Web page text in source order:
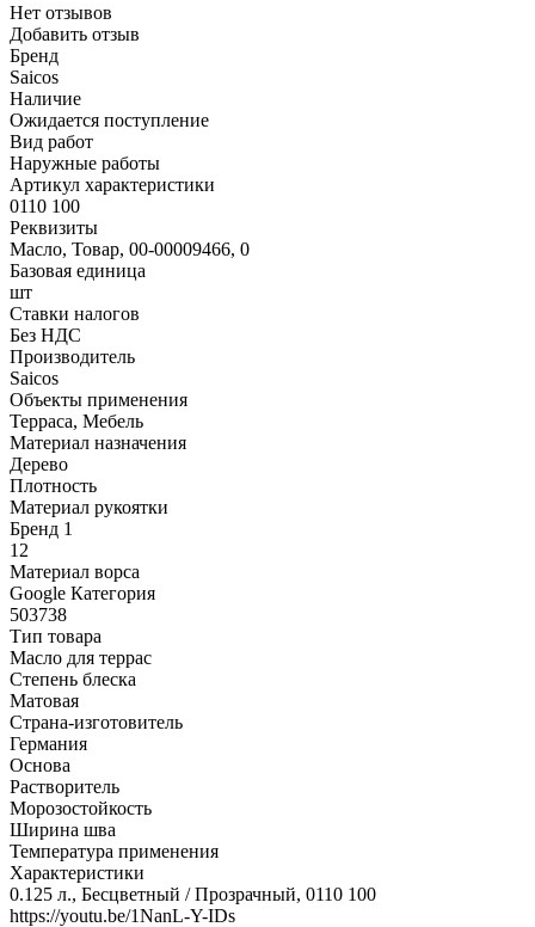
Нет отзывов
Добавить отзыв
Бренд
Saicos
Наличие
Ожидается поступление
Вид работ
Наружные работы
Артикул характеристики
0110 100
Реквизиты
Масло, Товар, 00-00009466, 0
Базовая единица
шт
Ставки налогов
Без НДС
Производитель
Saicos
Объекты применения
Терраса, Мебель
Материал назначения
Дерево
Плотность
Материал рукоятки
Бренд 1
12
Материал ворса
Google Категория
503738
Тип товара
Масло для террас
Степень блеска
Матовая
Страна-изготовитель
Германия
Основа
Растворитель
Морозостойкость
Ширина шва
Температура применения
Характеристики
0.125 л., Бесцветный / Прозрачный, 0110 100
https://youtu.be/1NanL-Y-IDs